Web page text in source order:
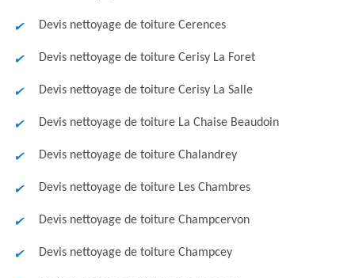
Devis nettoyage de toiture Cerences
Devis nettoyage de toiture Cerisy La Foret
Devis nettoyage de toiture Cerisy La Salle
Devis nettoyage de toiture La Chaise Beaudoin
Devis nettoyage de toiture Chalandrey
Devis nettoyage de toiture Les Chambres
Devis nettoyage de toiture Champcervon
Devis nettoyage de toiture Champcey